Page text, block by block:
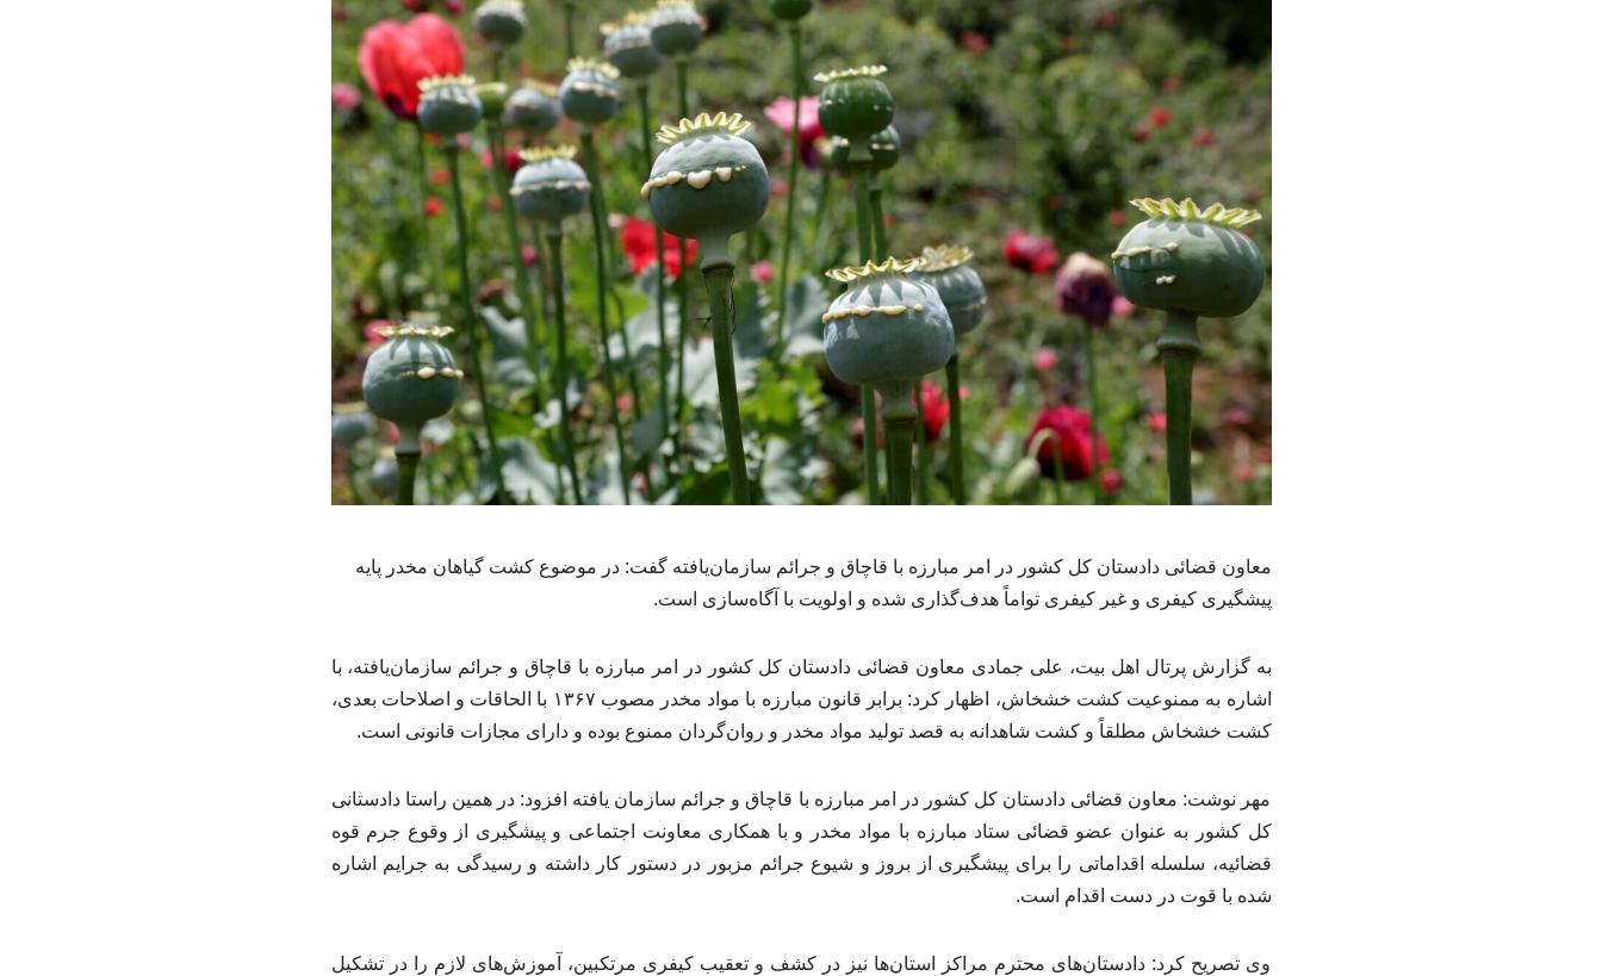
معاون قضائی دادستان کل کشور در امر مبارزه با قاچاق و جرائم سازمان‌یافته گفت: در موضوع کشت گیاهان مخدر پایه
پیشگیری کیفری و غیر کیفری تواماً هدف‌گذاری شده و اولویت با آگاه‌سازی است.
به گزارش پرتال اهل بیت، علی جمادی معاون قضائی دادستان کل کشور در امر مبارزه با قاچاق و جرائم سازمان‌یافته، با
اشاره به ممنوعیت کشت خشخاش، اظهار کرد: برابر قانون مبارزه با مواد مخدر مصوب ۱۳۶۷ با الحاقات و اصلاحات بعدی،
کشت خشخاش مطلقاً و کشت شاهدانه به قصد تولید مواد مخدر و روان‌گردان ممنوع بوده و دارای مجازات قانونی است.
مهر نوشت: معاون قضائی دادستان کل کشور در امر مبارزه با قاچاق و جرائم سازمان یافته افزود: در همین راستا دادستانی
کل کشور به عنوان عضو قضائی ستاد مبارزه با مواد مخدر و با همکاری معاونت اجتماعی و پیشگیری از وقوع جرم قوه
قضائیه، سلسله اقداماتی را برای پیشگیری از بروز و شیوع جرائم مزبور در دستور کار داشته و رسیدگی به جرایم اشاره
شده با قوت در دست اقدام است.
وی تصریح کرد: دادستان‌های محترم مراکز استان‌ها نیز در کشف و تعقیب کیفری مرتکبین، آموزش‌های لازم را در تشکیل